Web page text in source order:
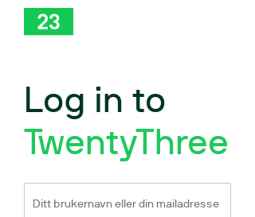
Log in to
TwentyThree